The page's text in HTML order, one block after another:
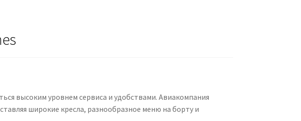
высоким уровнем сервиса и удобствами. Авиакомпания
широкие кресла, разнообразное меню на борту и